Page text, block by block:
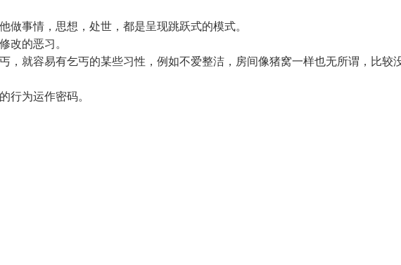
做事情，思想，处世，都是呈现跳跃式的模式。
改的恶习。
，就容易有乞丐的某些习性，例如不爱整洁，房间像猪窝一样也无所谓，比较
行为运作密码。